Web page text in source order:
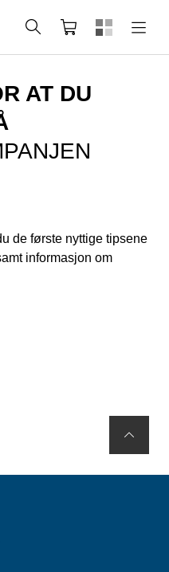
Søk Handlekurv
AT DU
de første nyttige tipsene
informasjon om